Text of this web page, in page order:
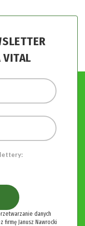
VITAL
danych
firmę Janusz Nawrocki